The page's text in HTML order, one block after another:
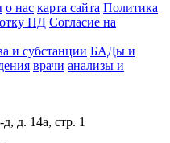
о нас карта сайта Политика
ПД Согласие на
и субстанции БАДы и
врачи анализы и
д. 14а, стр. 1